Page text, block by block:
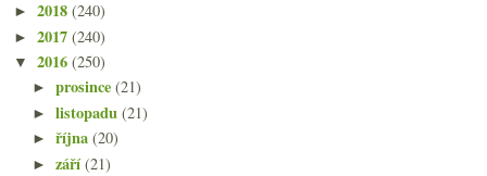
► 2018 (240)
► 2017 (240)
▼ 2016 (250)
►prosince(21)
►listopadu(21)
►října(20)
►září(21)